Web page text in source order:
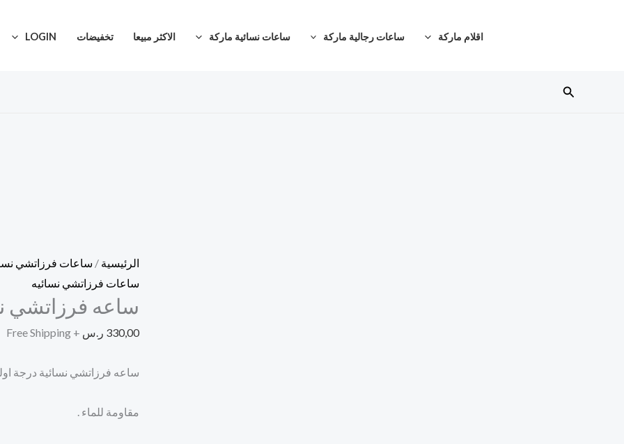
اقلام ماركة ساعات رجالية ماركة ساعات نسائية ماركة الاكثر مبيعا تخفيضات LOGIN
البحث
الرئيسية / ساعات فرزاتشي
ساعات فرزاتشي نسائيه
ساعه فرزاتشي
330,00 ر.س + Free Shipping
ساعه فرزاتشي نسائية درجة
مقاومة للماء .
ساعه